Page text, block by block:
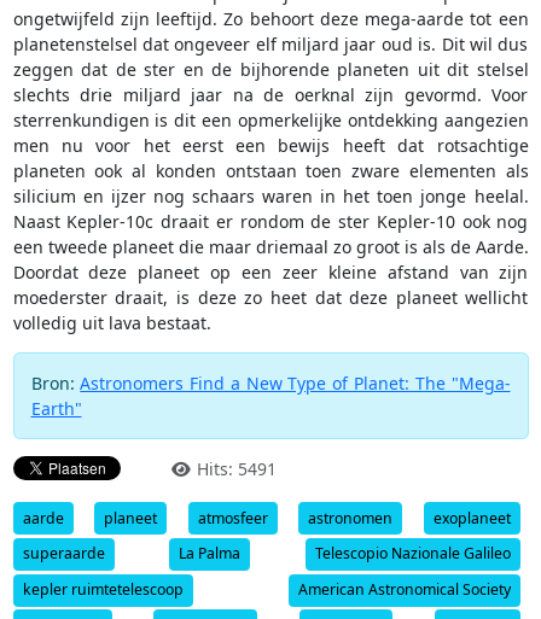
ongetwijfeld zijn leeftijd. Zo behoort deze mega-aarde tot een
planetenstelsel dat ongeveer elf miljard jaar oud is. Dit wil dus
zeggen dat de ster en de bijhorende planeten uit dit stelsel
slechts drie miljard jaar na de oerknal zijn gevormd. Voor
sterrenkundigen is dit een opmerkelijke ontdekking aangezien
men nu voor het eerst een bewijs heeft dat rotsachtige
planeten ook al konden ontstaan toen zware elementen als
silicium en ijzer nog schaars waren in het toen jonge heelal.
Naast Kepler-10c draait er rondom de ster Kepler-10 ook nog
een tweede planeet die maar driemaal zo groot is als de Aarde.
Doordat deze planeet op een zeer kleine afstand van zijn
moederster draait, is deze zo heet dat deze planeet wellicht
volledig uit lava bestaat.
Bron:Astronomers Find a New Type of Planet: The "Mega-
Earth"
Hits: 5491
aarde planeet atmosfeer astronomen
exoplaneet
superaarde
La Palma
Telescopio Nazionale Galileo
kepler ruimtetelescoop
American Astronomical Society